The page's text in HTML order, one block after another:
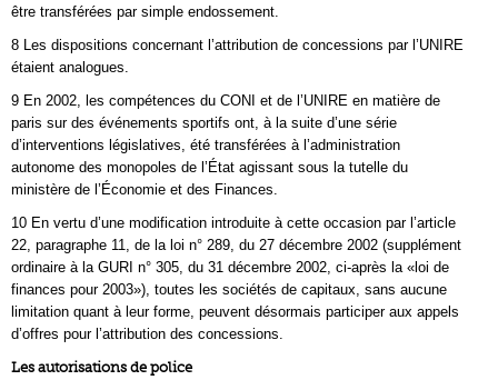
être transférées par simple endossement.
8 Les dispositions concernant l’attribution de concessions par l’UNIRE
étaient analogues.
9 En 2002, les compétences du CONI et de l’UNIRE en matière de
paris sur des événements sportifs ont, à la suite d’une série
d’interventions législatives, été transférées à l’administration
autonome des monopoles de l’État agissant sous la tutelle du
ministère de l’Économie et des Finances.
10 En vertu d’une modification introduite à cette occasion par l’article
22, paragraphe 11, de la loi n° 289, du 27 décembre 2002 (supplément
ordinaire à la GURI n° 305, du 31 décembre 2002, ci‑après la «loi de
finances pour 2003»), toutes les sociétés de capitaux, sans aucune
limitation quant à leur forme, peuvent désormais participer aux appels
d’offres pour l’attribution des concessions.
Les autorisations de police